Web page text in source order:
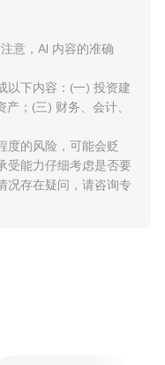
意，AI 内容的准确
以下内容：(一) 投资建
；(三) 财务、会计、
度的风险，可能会贬
受能力仔细考虑是否要
况存在疑问，请咨询专